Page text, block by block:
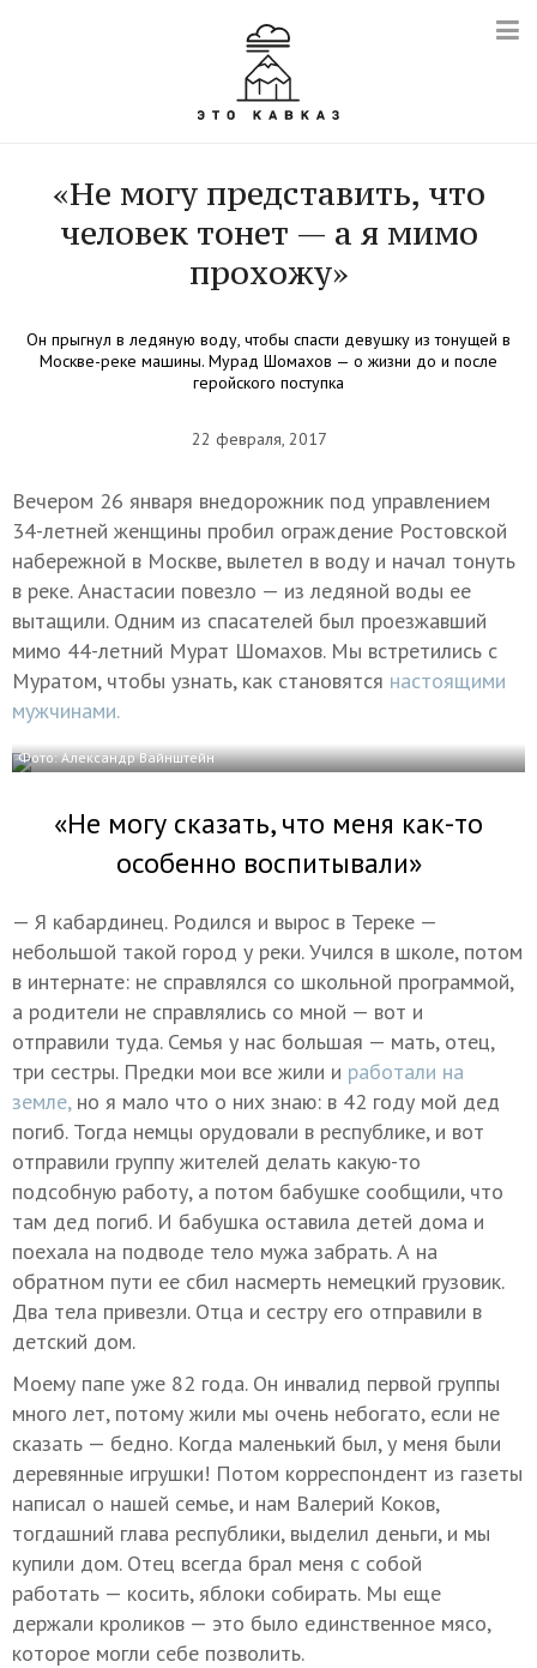
«Не могу представить, что
человек тонет — а я мимо
прохожу»
Он прыгнул в ледяную воду, чтобы спасти девушку из тонущей в
Москве-реке машины. Мурад Шомахов — о жизни до и после
геройского поступка
22 февраля, 2017
Вечером 26 января внедорожник под управлением
34-летней женщины пробил ограждение Ростовской
набережной в Москве, вылетел в воду и начал тонуть
в реке. Анастасии повезло — из ледяной воды ее
вытащили. Одним из спасателей был проезжавший
мимо 44-летний Мурат Шомахов. Мы встретились с
Муратом, чтобы узнать, как становятся настоящими
мужчинами.
Фото: Александр Вайнштейн
«Не могу сказать, что меня как-то
особенно воспитывали»
— Я кабардинец. Родился и вырос в Тереке —
небольшой такой город у реки. Учился в школе, потом
в интернате: не справлялся со школьной программой,
а родители не справлялись со мной — вот и
отправили туда. Семья у нас большая — мать, отец,
три сестры. Предки мои все жили и работали на
земле,но я мало что о них знаю: в 42 году мой дед
погиб. Тогда немцы орудовали в республике, и вот
отправили группу жителей делать какую-то
подсобную работу, а потом бабушке сообщили, что
там дед погиб. И бабушка оставила детей дома и
поехала на подводе тело мужа забрать. А на
обратном пути ее сбил насмерть немецкий грузовик.
Два тела привезли. Отца и сестру его отправили в
детский дом.
Моему папе уже 82 года. Он инвалид первой группы
много лет, потому жили мы очень небогато, если не
сказать — бедно. Когда маленький был, у меня были
деревянные игрушки! Потом корреспондент из газеты
написал о нашей семье, и нам Валерий Коков,
тогдашний глава республики, выделил деньги, и мы
купили дом. Отец всегда брал меня с собой
работать — косить, яблоки собирать. Мы еще
держали кроликов — это было единственное мясо,
которое могли себе позволить.